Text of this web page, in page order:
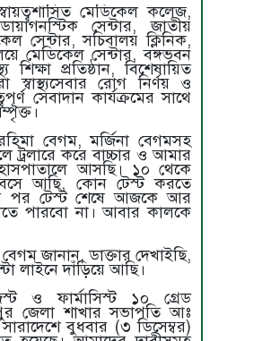
মেডিকেল কলেজ,
সেন্টার, জাতীয়
সেন্টার, সচিবালয় ক্লিনিক,
মেডিকেল সেন্টার, বঙ্গভবন
শিক্ষা প্রতিষ্ঠান, বিশেষায়িত
স্বাস্থ্যসেবার রোগ নির্ণয় ও
সেবাদান কার্যক্রমের সাথে
বেগম, মর্জিনা বেগমসহ
ট্রলারে করে বাচ্চার ও আমার
আসছি। ১০ থেকে
বসে আছি, কোন টেস্ট করতে
পর টেস্ট শেষে আজকে আর
পারবো না। আবার কালকে
জানান, ডাক্তার দেখাইছি,
লাইনে দাঁড়িয়ে আছি।
ও ফার্মাসিস্ট ১০ গ্রেড
জেলা শাখার সভাপতি আঃ
বুধবার (৩ ডিসেম্বর)